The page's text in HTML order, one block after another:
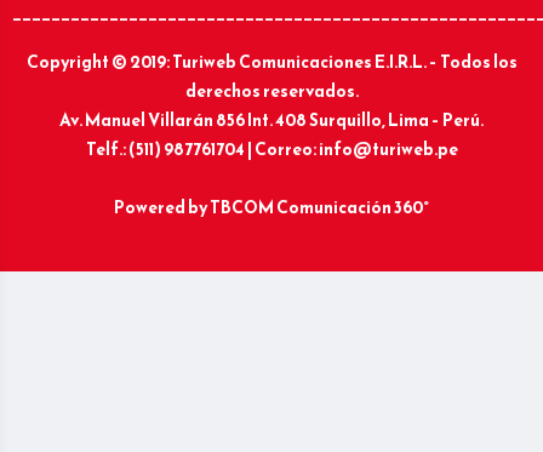
Copyright © 2019: Turiweb Comunicaciones E.I.R.L. – Todos los
derechos reservados.
Av. Manuel Villarán 856 Int. 408 Surquillo, Lima – Perú.
Telf.: (511) 987761704 | Correo: info@turiweb.pe
Powered byTBCOM Comunicación 360°